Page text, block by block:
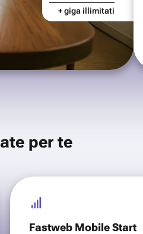
+ giga illimitati
per te
Fastweb Mobile Start